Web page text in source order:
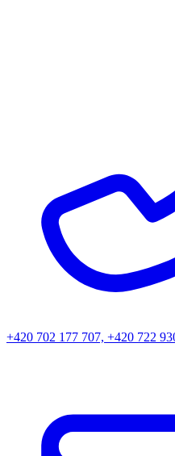
+420 702 177 707, +420 722